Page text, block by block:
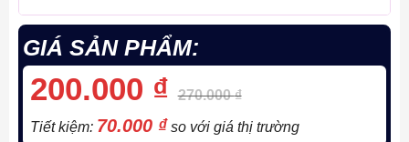
GIÁ SẢN PHẨM:
200.000 ₫ 270.000₫
Tiết kiệm: 70.000 ₫so với giá thị trường